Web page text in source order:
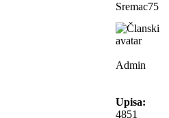
Sremac75
Admin
Upisa:
4851